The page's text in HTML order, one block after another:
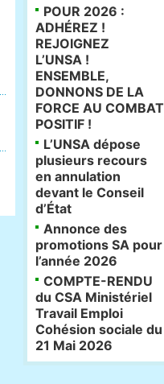
POUR 2026 :
ADHÉREZ !
REJOIGNEZ
L’UNSA !
ENSEMBLE,
DONNONS DE LA
FORCE AU COMBAT
POSITIF !
L’UNSA dépose
plusieurs recours
en annulation
devant le Conseil
d’État
Annonce des
promotions SA pour
l’année 2026
COMPTE-RENDU
du CSA Ministériel
Travail Emploi
Cohésion sociale du
21 Mai 2026